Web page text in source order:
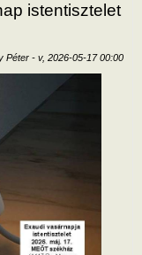
istentisztelet
Péter - v, 2026-05-17 00:00